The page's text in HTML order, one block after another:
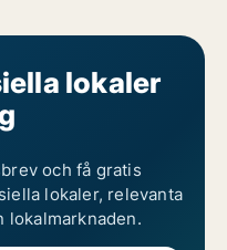
lokaler
och få gratis
lokaler, relevanta
lokalmarknaden.